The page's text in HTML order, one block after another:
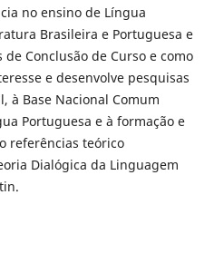
no ensino de Língua
Brasileira e Portuguesa e
Conclusão de Curso e como
e desenvolve pesquisas
à Base Nacional Comum
Portuguesa e à formação e
referências teórico
Dialógica da Linguagem